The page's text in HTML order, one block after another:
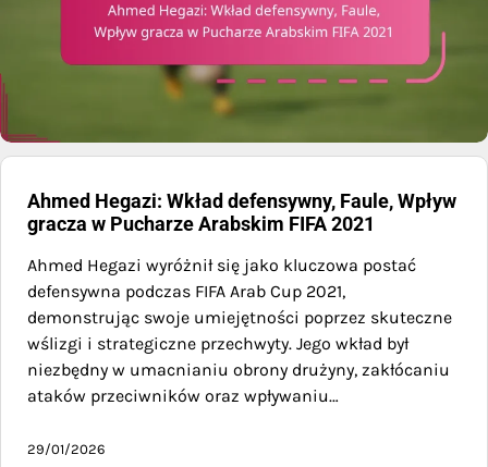
Ahmed Hegazi: Wkład defensywny, Faule, Wpływ
gracza w Pucharze Arabskim FIFA 2021
Ahmed Hegazi wyróżnił się jako kluczowa postać
defensywna podczas FIFA Arab Cup 2021,
demonstrując swoje umiejętności poprzez skuteczne
wślizgi i strategiczne przechwyty. Jego wkład był
niezbędny w umacnianiu obrony drużyny, zakłócaniu
ataków przeciwników oraz wpływaniu…
29/01/2026